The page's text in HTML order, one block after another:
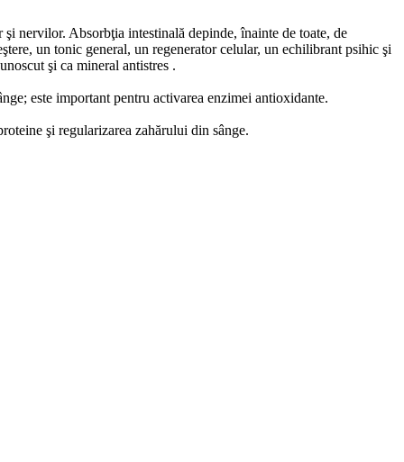
nervilor. Absorbţia intestinală depinde, înainte de toate, de
un tonic general, un regenerator celular, un echilibrant psihic şi
şi ca mineral antistres .
este important pentru activarea enzimei antioxidante.
şi regularizarea zahărului din sânge.